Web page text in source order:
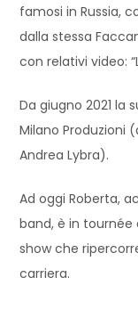
famosi in Russia,
dalla stessa
con relativi video:
Da giugno 2021 la
Milano Produzioni
Andrea Lybra).
Ad oggi Roberta,
band, è in tournée
show che
carriera.